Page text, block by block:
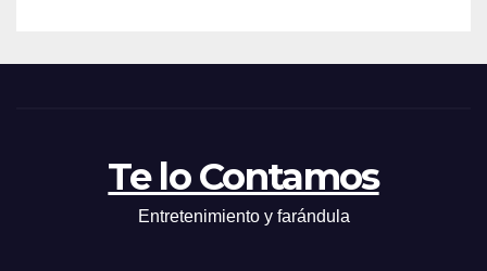
Te lo Contamos
Entretenimiento y farándula